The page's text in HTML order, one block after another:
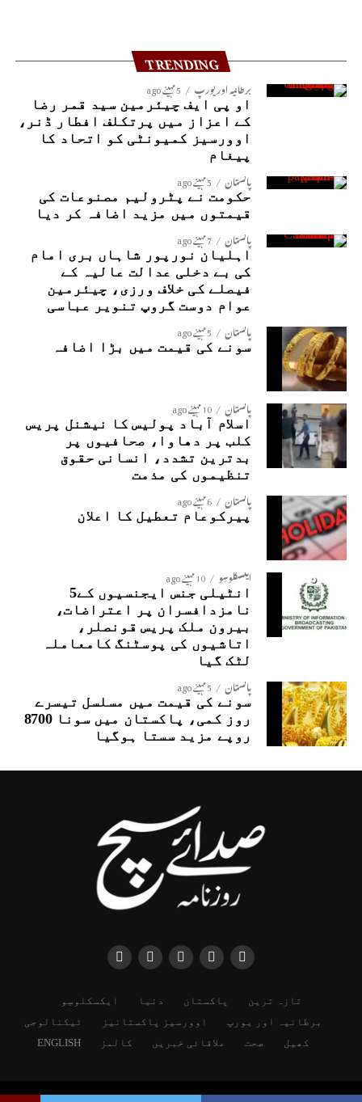
TRENDING
برطانیہ اور یورپ 5 مہینے ago
او پی ایف چیئرمین سید قمر رضا
کے اعزاز میں پرتکلف افطار ڈنر،
اوورسیز کمیونٹی کو اتحاد کا
پیغام
پاکستان 5 مہینے ago
حکومت نے پٹرولیم مصنوعات کی
قیمتوں میں مزید اضافہ کر دیا
پاکستان 7 مہینے ago
اہلیان نورپور شاہاں بری امام
کی بے دخلی عدالت عالیہ کے
فیصلے کی خلاف ورزی، چیئرمین
عوام دوست گروپ تنویر عباسی
پاکستان 5 مہینے ago
سونے کی قیمت میں بڑا اضافہ
پاکستان 10 مہینے ago
اسلام آباد پولیس کا نیشنل پریس
کلب پر دھاوا، صحافیوں پر
بدترین تشدد، انسانی حقوق
تنظیموں کی مذمت
پاکستان 6 مہینے ago
پیرکوعام تعطیل کا اعلان
ایکسکلوسِو 10 مہینے ago
انٹیلی جنس ایجنسیوں کے5
نامزدافسران پر اعتراضات،
بیرون ملک پریس قونصلر،
اتاشیوں کی پوسٹنگ کامعاملہ
لٹک گیا
پاکستان 5 مہینے ago
سونے کی قیمت میں مسلسل تیسرے
روز کمی، پاکستان میں سونا 8700
روپے مزید سستا ہوگیا
تازہ ترین پاکستان دنیا
ایکسکلوسِو
برطانیہ اور یورپ
اوورسیز پاکستانیز
ٹیکنالوجی
کھیل
صحت علاقائی خبریں کالمز ENGLISH